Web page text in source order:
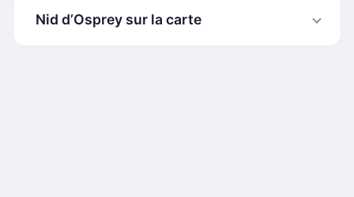
Nid d’Osprey sur la carte